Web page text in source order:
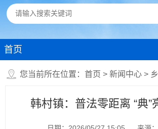
首页
您当前所在位置： 首页 > 新闻中心 >
韩村镇：普法零距离 “典”